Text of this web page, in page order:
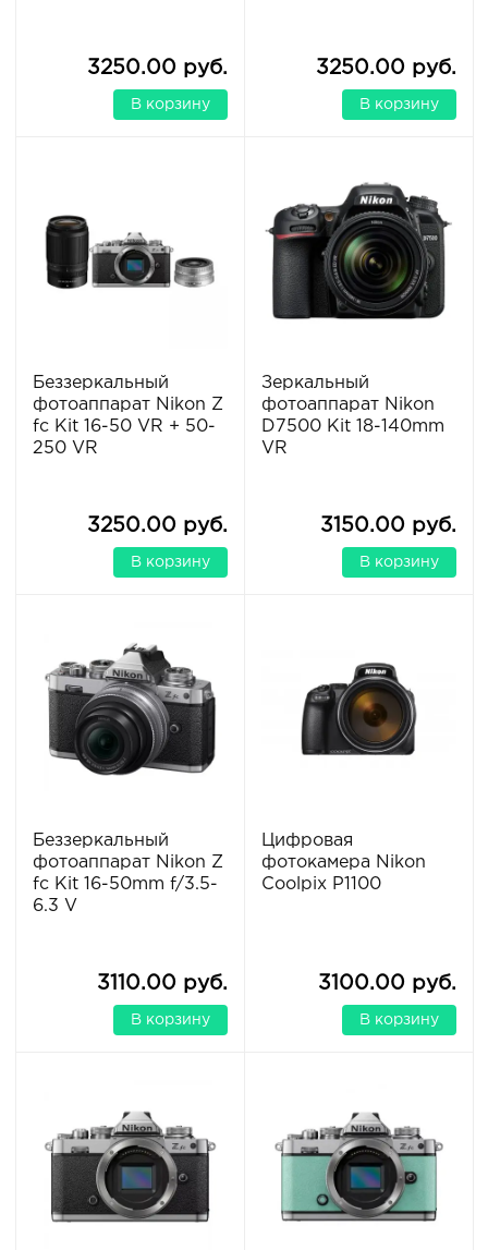
3250.00 руб.
В корзину
3250.00 руб.
В корзину
Беззеркальный
фотоаппарат Nikon Z
fc Kit 16-50 VR + 50-
250 VR
3250.00 руб.
В корзину
Зеркальный
фотоаппарат Nikon
D7500 Kit 18-140mm
VR
3150.00 руб.
В корзину
Беззеркальный
фотоаппарат Nikon Z
fc Kit 16-50mm f/3.5-
6.3 V
3110.00 руб.
В корзину
Цифровая
фотокамера Nikon
Coolpix P1100
3100.00 руб.
В корзину